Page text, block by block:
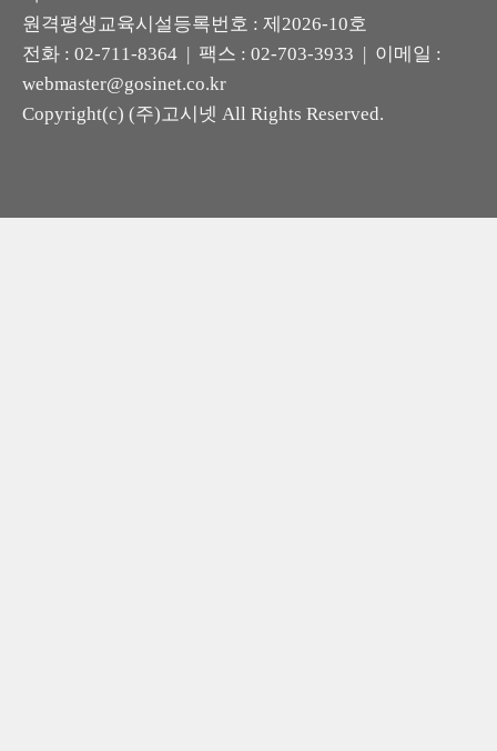
원격평생교육시설등록번호 : 제2026-10호
전화 : 02-711-8364 | 팩스 : 02-703-3933 | 이메일 :
webmaster@gosinet.co.kr
Copyright(c) (주)고시넷 All Rights Reserved.